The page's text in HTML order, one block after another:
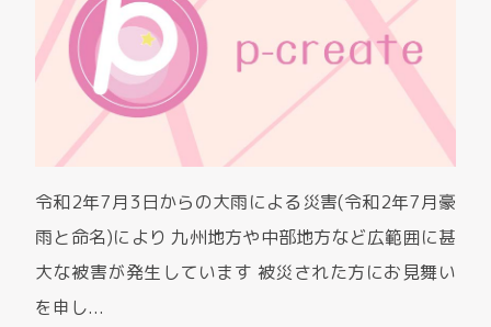
令和2年7月3日からの大雨による災害(令和2年7月豪
雨と命名)により 九州地方や中部地方など広範囲に甚
大な被害が発生しています 被災された方にお見舞い
を申し...